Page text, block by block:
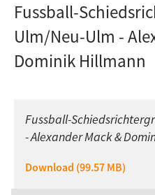
Fussball-
Ulm/Neu-Ulm -
Dominik Hillmann
Fussball-
- Alexander Mack &
Download (99.57 MB)